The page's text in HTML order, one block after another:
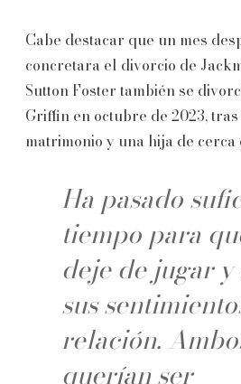
Cabe destacar que un mes
concretara el divorcio de
Sutton Foster también se
Griffin en octubre de 2023, tras
matrimonio y una hija de cerca
Ha pasado
tiempo para
deje de jugar
sus
relación.
querían ser